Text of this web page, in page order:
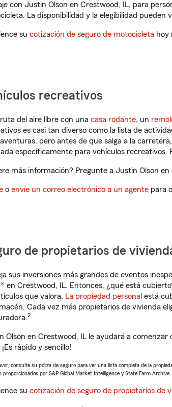
con Justin Olson en Crestwood, IL, para
La disponibilidad y la elegibilidad pueden
su cotización de seguro de motocicleta hoy
recreativos
del aire libre con una casa rodante, un
es casi tan diverso como la lista de
pero antes de que salga a la
específicamente para vehículos
más información? Pregunte a Justin Olson
o envíe un correo electrónico a un agente para
de propietarios de
sus inversiones más grandes de eventos
en Crestwood, IL. Entonces, ¿qué está
que valora. La propiedad personal está
Cada vez más propietarios de vivienda
2
Olson en Crestwood, IL le ayudará a
¡Es rápido y sencillo!
consulte su póliza de seguro para ver una lista completa de la
proporcionados por S&P Global Market Intelligence y State Farm Archive.
su cotización de seguro de propietarios de